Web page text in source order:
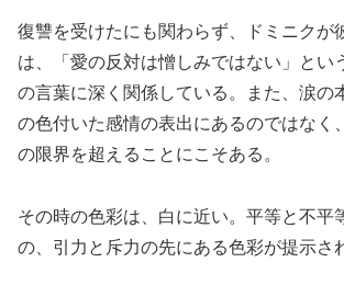
復讐を受けたにも関わらず、ドミニクが
は、「愛の反対は憎しみではない」とい
の言葉に深く関係している。また、涙の
の色付いた感情の表出にあるのではなく
の限界を超えることにこそある。
その時の色彩は、白に近い。平等と不平
の、引力と斥力の先にある色彩が提示さ